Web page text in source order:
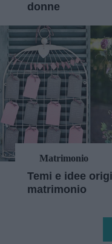
donne
Matrimonio
Temi e idee
matrimonio